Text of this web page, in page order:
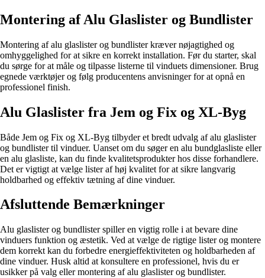
Montering af Alu Glaslister og Bundlister
Montering af alu glaslister og bundlister kræver nøjagtighed og
omhyggelighed for at sikre en korrekt installation. Før du starter, skal
du sørge for at måle og tilpasse listerne til vinduets dimensioner. Brug
egnede værktøjer og følg producentens anvisninger for at opnå en
professionel finish.
Alu Glaslister fra Jem og Fix og XL-Byg
Både Jem og Fix og XL-Byg tilbyder et bredt udvalg af alu glaslister
og bundlister til vinduer. Uanset om du søger en alu bundglasliste eller
en alu glasliste, kan du finde kvalitetsprodukter hos disse forhandlere.
Det er vigtigt at vælge lister af høj kvalitet for at sikre langvarig
holdbarhed og effektiv tætning af dine vinduer.
Afsluttende Bemærkninger
Alu glaslister og bundlister spiller en vigtig rolle i at bevare dine
vinduers funktion og æstetik. Ved at vælge de rigtige lister og montere
dem korrekt kan du forbedre energieffektiviteten og holdbarheden af
dine vinduer. Husk altid at konsultere en professionel, hvis du er
usikker på valg eller montering af alu glaslister og bundlister.